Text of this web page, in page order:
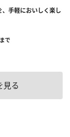
手軽においしく楽し
で
見る